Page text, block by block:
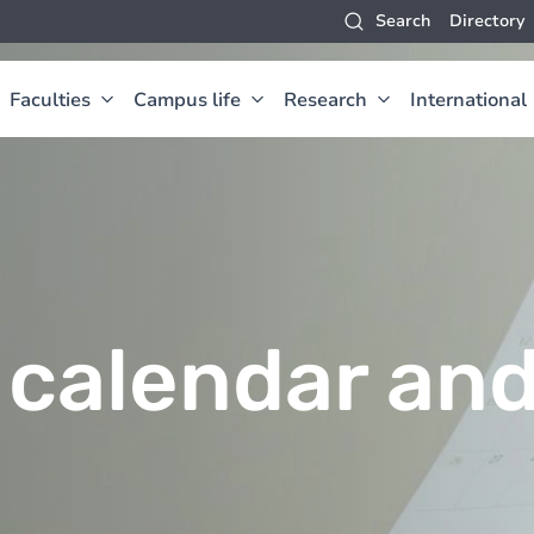
Search Directory
Faculties Campus life Research International